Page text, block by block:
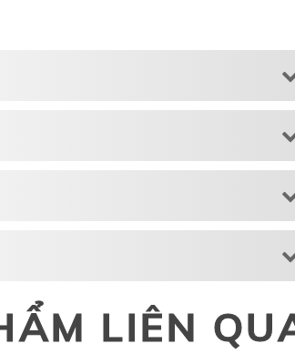
LIÊN